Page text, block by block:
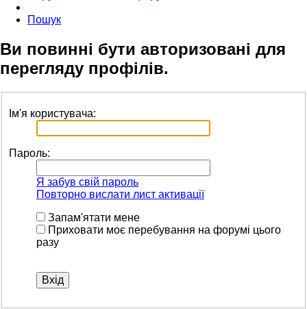
Пошук
Ви повинні бути авторизовані для
перегляду профілів.
Ім'я користувача:
Пароль:
Я забув свій пароль
Повторно вислати лист активації
Запам'ятати мене
Приховати моє перебування на форумі цього
разу